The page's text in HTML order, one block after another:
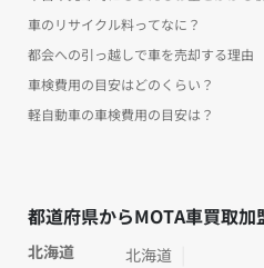
車のリサイクル料ってなに？
都会への引っ越しで車を売却する理由
車検費用の目安はどのくらい？
軽自動車の車検費用の目安は？
都道府県からMOTA車買取加
北海道
北海道